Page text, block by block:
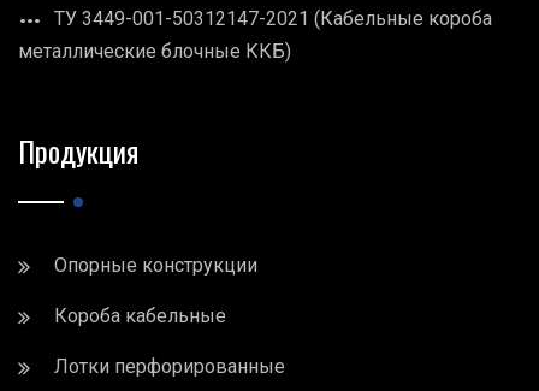
ТУ 3449-001-50312147-2021 (Кабельные короба
металлические блочные ККБ)
Продукция
Опорные конструкции
Короба кабельные
Лотки перфорированные